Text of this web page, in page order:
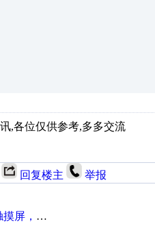
,各位仅供参考,多多交流
回复楼主 举报
机，PLC开发使用